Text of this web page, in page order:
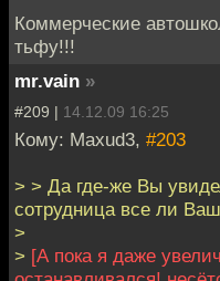
Коммерческие
тьфу!!!
mr.vain »
#209 | 14.12.09 16:25
Кому: Maxud3, #203
> > Да где-же Вы
сотрудница все ли
>
> [А пока я даже